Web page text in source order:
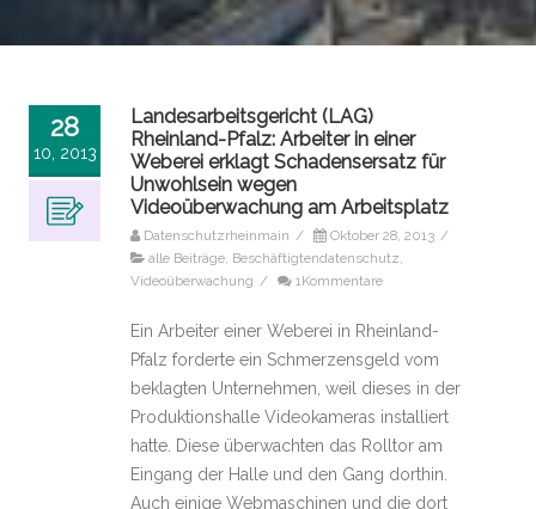
28
10, 2013
Landesarbeitsgericht (LAG)
Rheinland-Pfalz: Arbeiter in einer
Weberei erklagt Schadensersatz für
Unwohlsein wegen
Videoüberwachung am Arbeitsplatz
Datenschutzrheinmain / Oktober 28, 2013 /
alle Beiträge, Beschäftigtendatenschutz,
Videoüberwachung / 1Kommentare
Ein Arbeiter einer Weberei in Rheinland-
Pfalz forderte ein Schmerzensgeld vom
beklagten Unternehmen, weil dieses in der
Produktionshalle Videokameras installiert
hatte. Diese überwachten das Rolltor am
Eingang der Halle und den Gang dorthin.
Auch einige Webmaschinen und die dort